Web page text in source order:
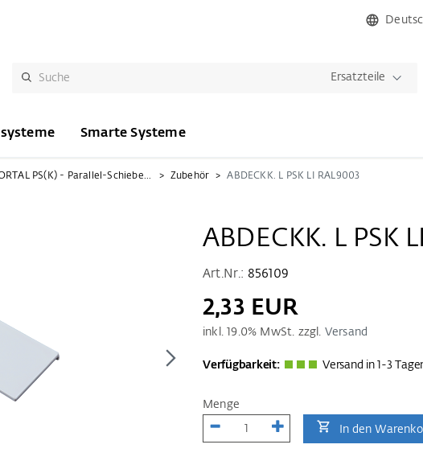
Ersatzteile
Smarte Systeme
PORTAL PS(K) - Parallel-Schiebe(-Kipp) Zubehör ABDECKK. L PSK LI RAL9003
ABDECKK. L PSK
Art.Nr.: 856109
2,33 EUR
inkl. 19.0% MwSt. zzgl. Versand
Verfügbarkeit: Versand in 1-3
Menge
In den